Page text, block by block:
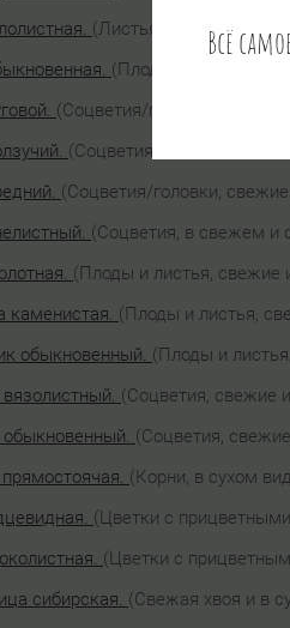
(Листья и плоды, в
(Плоды, свежие и в
(Соцветия/головки, свежие
(Соцветия/головки,
(Соцветия/головки,
(Соцветия, в свежем и
(Плоды и листья, свежие
каменистая. (Плоды и листья,
обыкновенный. (Плоды и
(Соцветия, свежие
(Соцветия,
(Корни, в сухом
(Цветки с
(Цветки с
сибирская. (Свежая хвоя и в
Всё